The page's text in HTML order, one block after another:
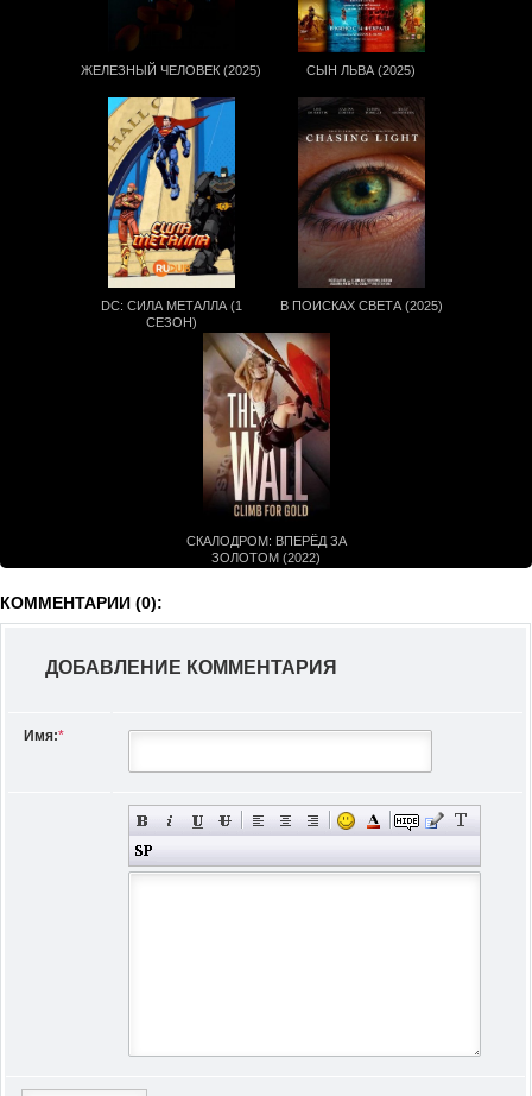
ЖЕЛЕЗНЫЙ ЧЕЛОВЕК (2025) СЫН ЛЬВА (2025)
DC: СИЛА МЕТАЛЛА (1
СЕЗОН)
В ПОИСКАХ СВЕТА (2025)
СКАЛОДРОМ: ВПЕРЁД ЗА
ЗОЛОТОМ (2022)
КОММЕНТАРИИ (0):
ДОБАВЛЕНИЕ КОММЕНТАРИЯ
Имя:*